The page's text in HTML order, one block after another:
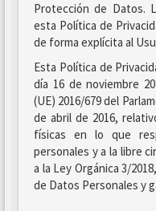
Protección de Datos.
esta Política de
de forma explícita al
Esta Política de
día 16 de noviembre
(UE) 2016/679 del
de abril de 2016,
físicas en lo que
personales y a la libre
a la Ley Orgánica 3/
de Datos Personales y